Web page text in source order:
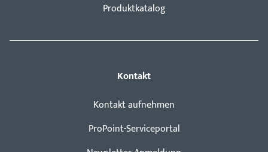
Produktkatalog
Kontakt
Kontakt aufnehmen
ProPoint-Serviceportal